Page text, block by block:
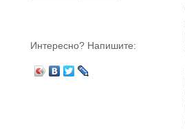
Интересно? Напишите: